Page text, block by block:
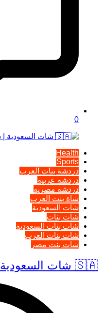
0
Health
Sports
دردشة بنات العرب
دردشه عربيه
دردشه مصريه
شاة بنت العرب
شات السعودية
شات بنات
شات بنات السعودية
شات بنات العرب
شات بنت مصر
🇸🇦 شات السعودية | شات بنات السعودية